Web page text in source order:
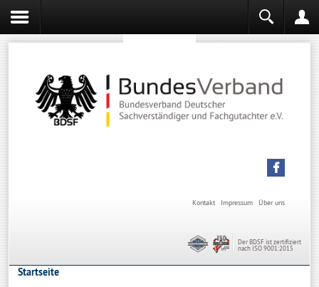
Über uns
Impressum
Kontakt
Der BDSF ist zertifiziert
nach ISO 9001:2015
Startseite